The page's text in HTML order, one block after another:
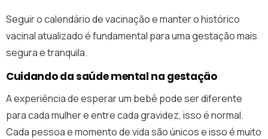
Seguir o calendário de vacinação e manter o histórico
vacinal atualizado é fundamental para uma gestação mais
segura e tranquila.
Cuidando da saúde mental na gestação
A experiência de esperar um bebê pode ser diferente
para cada mulher e entre cada gravidez, isso é normal.
Cada pessoa e momento de vida são únicos e isso é muito